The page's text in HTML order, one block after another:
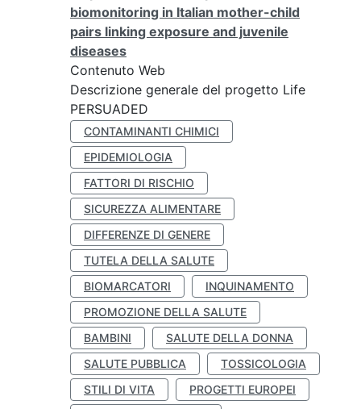
biomonitoring in Italian mother-child
pairs linking exposure and juvenile
diseases
Contenuto Web
Descrizione generale del progetto Life
PERSUADED
CONTAMINANTI CHIMICI
EPIDEMIOLOGIA
FATTORI DI RISCHIO
SICUREZZA ALIMENTARE
DIFFERENZE DI GENERE
TUTELA DELLA SALUTE
BIOMARCATORI
INQUINAMENTO
PROMOZIONE DELLA SALUTE
BAMBINI
SALUTE DELLA DONNA
SALUTE PUBBLICA
TOSSICOLOGIA
STILI DI VITA
PROGETTI EUROPEI